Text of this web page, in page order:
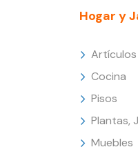
Hogar y
Artículos
Cocina
Pisos
Plantas,
Muebles